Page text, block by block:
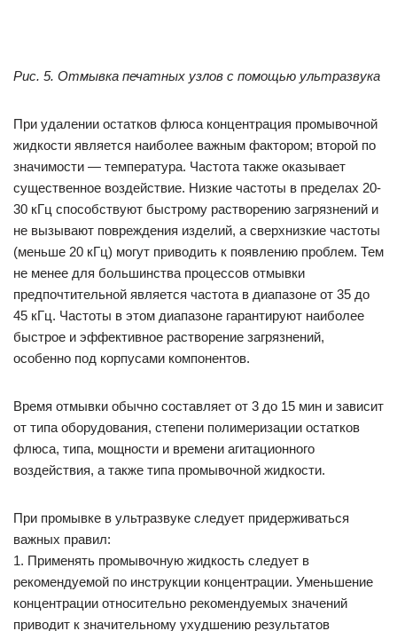
Рис. 5. Отмывка печатных узлов с помощью ультразвука
При удалении остатков флюса концентрация промывочной
жидкости является наиболее важным фактором; второй по
значимости — температура. Частота также оказывает
существенное воздействие. Низкие частоты в пределах 20-
30 кГц способствуют быстрому растворению загрязнений и
не вызывают повреждения изделий, а сверхнизкие частоты
(меньше 20 кГц) могут приводить к появлению проблем. Тем
не менее для большинства процессов отмывки
предпочтительной является частота в диапазоне от 35 до
45 кГц. Частоты в этом диапазоне гарантируют наиболее
быстрое и эффективное растворение загрязнений,
особенно под корпусами компонентов.
Время отмывки обычно составляет от 3 до 15 мин и зависит
от типа оборудования, степени полимеризации остатков
флюса, типа, мощности и времени агитационного
воздействия, а также типа промывочной жидкости.
При промывке в ультразвуке следует придерживаться
важных правил:
1. Применять промывочную жидкость следует в
рекомендуемой по инструкции концентрации. Уменьшение
концентрации относительно рекомендуемых значений
приводит к значительному ухудшению результатов